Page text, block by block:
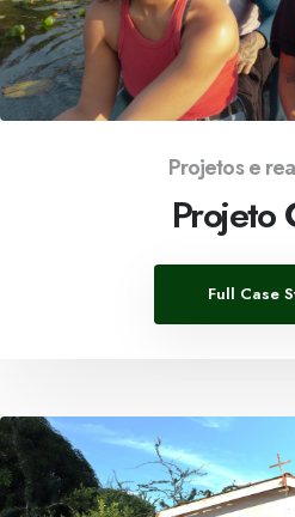
Projetos e
Projeto
Full Case